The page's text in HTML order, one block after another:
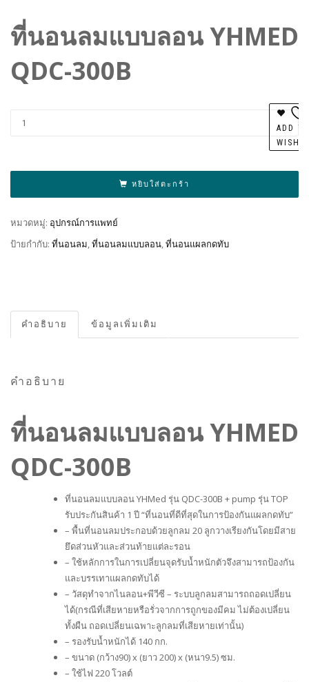
ที่นอนลมแบบลอน YHMED
QDC-300B
หยิบใส่ตะกร้า
ADD
หมวดหมู่: อุปกรณ์การแพทย์
ป้ายกำกับ: ที่นอนลม,ที่นอนลมแบบลอน,ที่นอนแผลกดทับ
คำอธิบาย ข้อมูลเพิ่มเติม
คำอธิบาย
ที่นอนลมแบบลอน YHMED
QDC-300B
ที่นอนลมแบบลอน YHMed รุ่น QDC-300B + pump รุ่น TOP
รับประกันสินค้า 1 ปี “ที่นอนที่ดีที่สุดในการป้องกันแผลกดทับ”
– พื้นที่นอนลมประกอบด้วยลูกลม 20 ลูกวางเรียงกันโดยมีสาย
ยึดส่วนหัวและส่วนท้ายแต่ละรอน
– ใช้หลักการในการเปลี่ยนจุดรับน้ำหนักตัวจึงสามารถป้องกัน
และบรรเทาแผลกดทับได้
– วัสดุทำจากไนลอน+พีวีซี – ระบบลูกลมสามารถถอดเปลี่ยน
ได้(กรณีที่เสียหายหรือรั่วจากการถูกของมีคม ไม่ต้องเปลี่ยน
ทั้งผืน ถอดเปลี่ยนเฉพาะลูกลมที่เสียหายเท่านั้น)
– รองรับน้ำหนักได้ 140 กก.
– ขนาด (กว้าง90) x (ยาว 200) x (หนา9.5) ซม.
– ใช้ไฟ 220 โวลต์